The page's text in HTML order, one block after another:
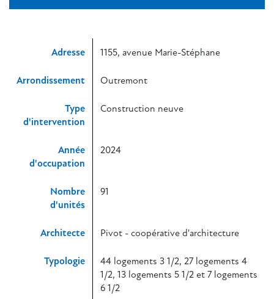
Adresse 1155, avenue Marie-Stéphane
Arrondissement Outremont
Type
d'intervention
Construction neuve
Année
d'occupation
2024
Nombre
d'unités
91
Architecte Pivot - coopérative d'architecture
Typologie
44 logements 3 1/2, 27 logements 4
1/2, 13 logements 5 1/2 et 7 logements
6 1/2